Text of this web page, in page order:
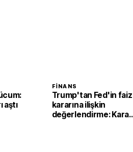
aştı
FINANS
Trump'tan Fed'in faiz
kararına ilişkin
değerlendirme: Karar